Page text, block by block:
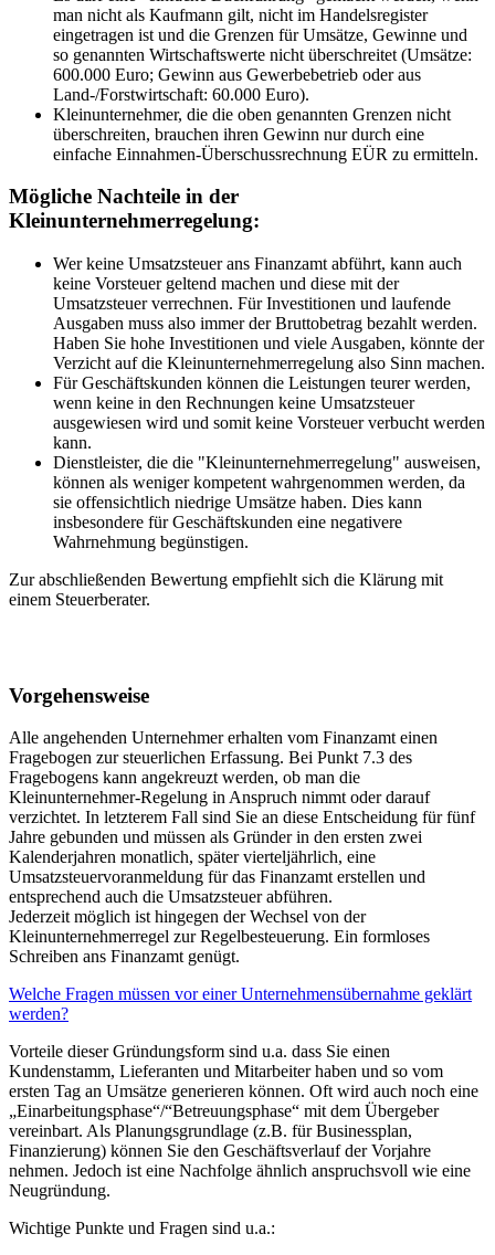
man nicht als Kaufmann gilt, nicht im Handelsregister
eingetragen ist und die Grenzen für Umsätze, Gewinne und
so genannten Wirtschaftswerte nicht überschreitet (Umsätze:
600.000 Euro; Gewinn aus Gewerbebetrieb oder aus
Land-/Forstwirtschaft: 60.000 Euro).
Kleinunternehmer, die die oben genannten Grenzen nicht
überschreiten, brauchen ihren Gewinn nur durch eine
einfache Einnahmen-Überschussrechnung EÜR zu ermitteln.
Mögliche Nachteile in der
Kleinunternehmerregelung:
Wer keine Umsatzsteuer ans Finanzamt abführt, kann auch
keine Vorsteuer geltend machen und diese mit der
Umsatzsteuer verrechnen. Für Investitionen und laufende
Ausgaben muss also immer der Bruttobetrag bezahlt werden.
Haben Sie hohe Investitionen und viele Ausgaben, könnte der
Verzicht auf die Kleinunternehmerregelung also Sinn machen.
Für Geschäftskunden können die Leistungen teurer werden,
wenn keine in den Rechnungen keine Umsatzsteuer
ausgewiesen wird und somit keine Vorsteuer verbucht werden
kann.
Dienstleister, die die "Kleinunternehmerregelung" ausweisen,
können als weniger kompetent wahrgenommen werden, da
sie offensichtlich niedrige Umsätze haben. Dies kann
insbesondere für Geschäftskunden eine negativere
Wahrnehmung begünstigen.
Zur abschließenden Bewertung empfiehlt sich die Klärung mit
einem Steuerberater.
Vorgehensweise
Alle angehenden Unternehmer erhalten vom Finanzamt einen
Fragebogen zur steuerlichen Erfassung. Bei Punkt 7.3 des
Fragebogens kann angekreuzt werden, ob man die
Kleinunternehmer-Regelung in Anspruch nimmt oder darauf
verzichtet. In letzterem Fall sind Sie an diese Entscheidung für fünf
Jahre gebunden und müssen als Gründer in den ersten zwei
Kalenderjahren monatlich, später vierteljährlich, eine
Umsatzsteuervoranmeldung für das Finanzamt erstellen und
entsprechend auch die Umsatzsteuer abführen.
Jederzeit möglich ist hingegen der Wechsel von der
Kleinunternehmerregel zur Regelbesteuerung. Ein formloses
Schreiben ans Finanzamt genügt.
Welche Fragen müssen vor einer Unternehmensübernahme geklärt
werden?
Vorteile dieser Gründungsform sind u.a. dass Sie einen
Kundenstamm, Lieferanten und Mitarbeiter haben und so vom
ersten Tag an Umsätze generieren können. Oft wird auch noch eine
„Einarbeitungsphase“/“Betreuungsphase“ mit dem Übergeber
vereinbart. Als Planungsgrundlage (z.B. für Businessplan,
Finanzierung) können Sie den Geschäftsverlauf der Vorjahre
nehmen. Jedoch ist eine Nachfolge ähnlich anspruchsvoll wie eine
Neugründung.
Wichtige Punkte und Fragen sind u.a.: